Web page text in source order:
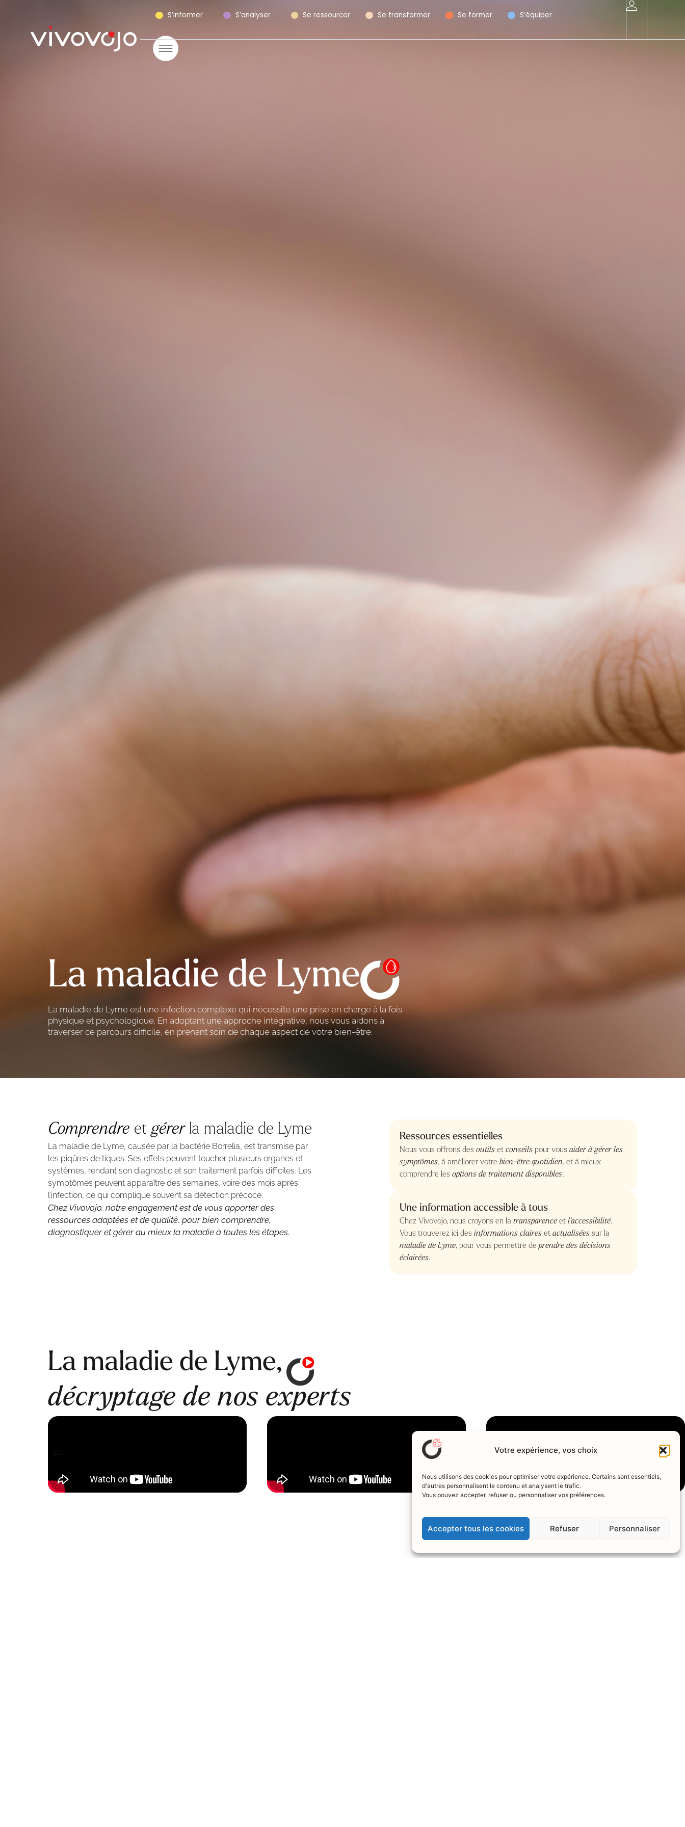
Votre expérience, vos choix
Nous utilisons des cookies pour optimiser votre expérience. Certains sont essentiels,
d'autres personnalisent le contenu et analysent le trafic.
Vous pouvez accepter, refuser ou personnaliser vos préférences.
Accepter tous les cookies Refuser Personnaliser
S’informer S’analyser Se ressourcer Se transformer Se former S’équiper
La maladie de Lyme
La maladie de Lyme est une infection complexe qui nécessite une prise en charge à la fois
physique et psychologique. En adoptant une approche intégrative, nous vous aidons à
traverser ce parcours difficile, en prenant soin de chaque aspect de votre bien-être.
Comprendre etgérerla maladie de Lyme
La maladie de Lyme, causée par la bactérie Borrelia, est transmise par
les piqûres de tiques. Ses effets peuvent toucher plusieurs organes et
systèmes, rendant son diagnostic et son traitement parfois difficiles. Les
symptômes peuvent apparaître des semaines, voire des mois après
l’infection, ce qui complique souvent sa détection précoce.
Chez Vivovojo, notre engagement est de vous apporter des
ressources adaptées et de qualité, pour bien comprendre,
diagnostiquer et gérer au mieux la maladie à toutes les étapes.
Ressources essentielles
Nous vous offrons desoutils etconseils pour vousaider à gérer les
symptômes, à améliorer votrebien-être quotidien, et à mieux
comprendre lesoptions de traitement disponibles.
Une information accessible à tous
Chez Vivovojo, nous croyons en latransparence etl’accessibilité.
Vous trouverez ici desinformations claires etactualisées sur la
maladie de Lyme, pour vous permettre deprendre des décisions
éclairées.
La maladie de Lyme,
décryptage de nos experts